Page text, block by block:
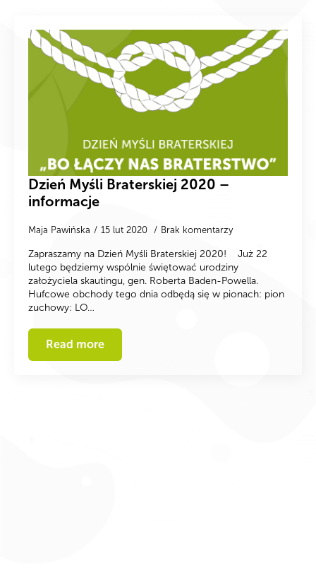
Dzień Myśli Braterskiej 2020 –
informacje
Maja Pawińska 15 lut 2020 Brak komentarzy
Zapraszamy na Dzień Myśli Braterskiej 2020! Już 22
lutego będziemy wspólnie świętować urodziny
założyciela skautingu, gen. Roberta Baden-Powella.
Hufcowe obchody tego dnia odbędą się w pionach: pion
zuchowy: LO…
Read more